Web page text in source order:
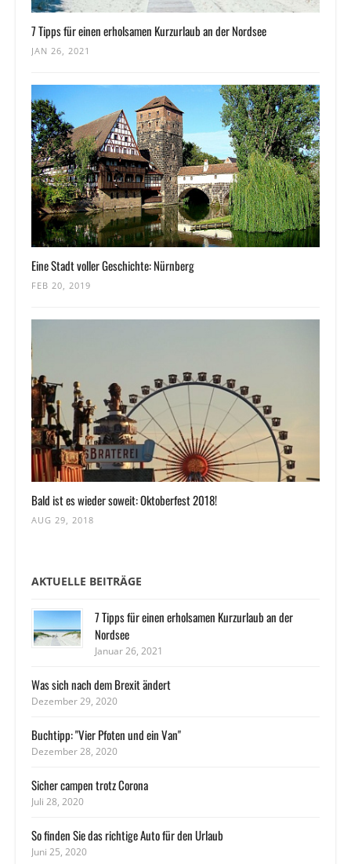
7 Tipps für einen erholsamen Kurzurlaub an der Nordsee
JAN 26, 2021
Eine Stadt voller Geschichte: Nürnberg
FEB 20, 2019
Bald ist es wieder soweit: Oktoberfest 2018!
AUG 29, 2018
AKTUELLE BEITRÄGE
7 Tipps für einen erholsamen Kurzurlaub an der
Nordsee
Januar 26, 2021
Was sich nach dem Brexit ändert
Dezember 29, 2020
Buchtipp: "Vier Pfoten und ein Van"
Dezember 28, 2020
Sicher campen trotz Corona
Juli 28, 2020
So finden Sie das richtige Auto für den Urlaub
Juni 25, 2020